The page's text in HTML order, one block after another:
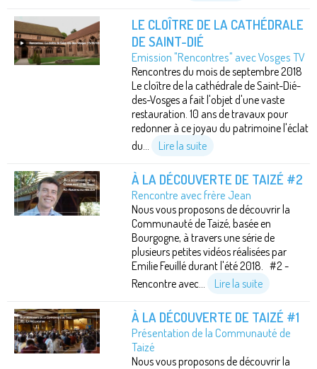
LE CLOÎTRE DE LA CATHÉDRALE
DE SAINT-DIÉ
Emission "Rencontres" avec Vosges TV
Rencontres du mois de septembre 2018
Le cloître de la cathédrale de Saint-Dié-
des-Vosges a fait l'objet d'une vaste
restauration. 10 ans de travaux pour
redonner à ce joyau du patrimoine l'éclat
du...
Lire la suite
À LA DÉCOUVERTE DE TAIZÉ #2
Rencontre avec frère Jean
Nous vous proposons de découvrir la
Communauté de Taizé, basée en
Bourgogne, à travers une série de
plusieurs petites vidéos réalisées par
Emilie Feuillé durant l'été 2018. #2 -
Rencontre avec...
Lire la suite
À LA DÉCOUVERTE DE TAIZÉ #1
Présentation de la Communauté de
Taizé
Nous vous proposons de découvrir la